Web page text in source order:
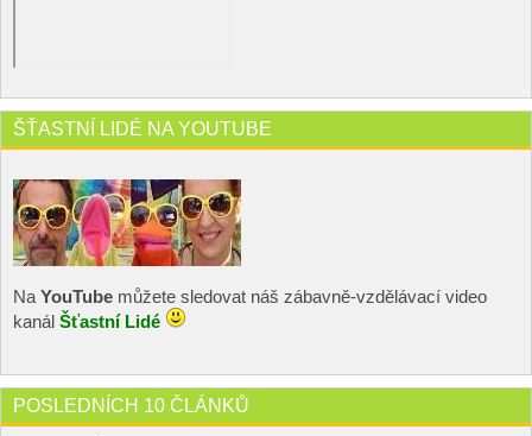
ŠŤASTNÍ LIDÉ NA YOUTUBE
Na YouTube můžete sledovat náš zábavně-vzdělávací video
kanál Šťastní Lidé
POSLEDNÍCH 10 ČLÁNKŮ